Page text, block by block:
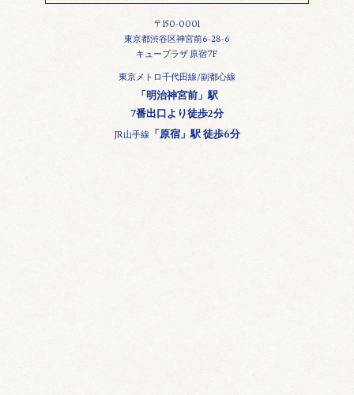
〒150-0001
東京都渋谷区神宮前6-28-6
キュープラザ 原宿7F
東京メトロ千代田線/副都心線
「明治神宮前」駅
7番出口より徒歩2分
JR山手線「原宿」駅 徒歩6分